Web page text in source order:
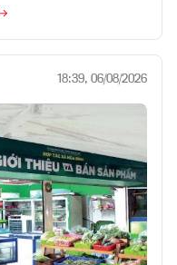
18:39, 06/08/2026